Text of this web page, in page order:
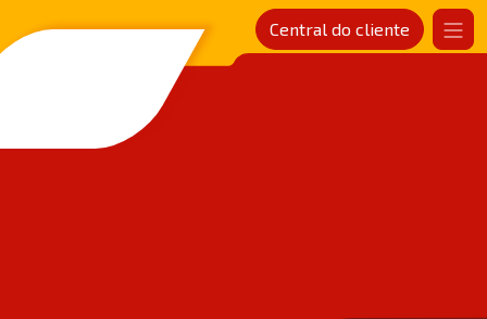
SANDER Rede de postos
Central do cliente